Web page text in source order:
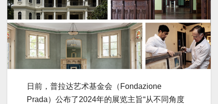
日前，普拉达艺术基金会（Fondazione
Prada）公布了2024年的展览主旨“从不同角度